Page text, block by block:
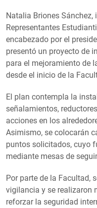
Natalia Briones Sánchez,
Representantes
encabezado por el
presentó un proyecto de
para el mejoramiento de
desde el inicio de la
El plan contempla la
señalamientos,
acciones en los
Asimismo, se colocarán
puntos solicitados, cuyo
mediante mesas de
Por parte de la Facultad,
vigilancia y se realizaron
reforzar la seguridad